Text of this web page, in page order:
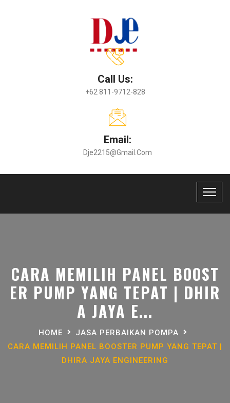
Call Us:
+62 811-9712-828
Email:
Dje2215@gmail.com
CARA MEMILIH PANEL BOOST
ER PUMP YANG TEPAT | DHIR
A JAYA E...
HOME
JASA PERBAIKAN POMPA
CARA MEMILIH PANEL BOOSTER PUMP YANG TEPAT |
DHIRA JAYA ENGINEERING